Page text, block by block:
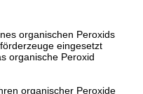
organischen Peroxids
eingesetzt
organische Peroxid
organischer Peroxide